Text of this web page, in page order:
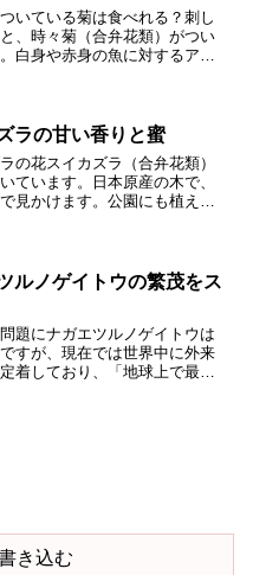
いている菊は食べれる？刺し
、時々菊（合弁花類）がつい
白身や赤身の魚に対するアク
があります。そ...
ラの甘い香りと蜜
の花スイカズラ（合弁花類）
ています。日本原産の木で、
見かけます。公園にも植えら
吸うことでスイ...
ルノゲイトウの繁茂をス
題にナガエツルノゲイトウは
すが、現在では世界中に外来
着しており、「地球上で最悪
き込む